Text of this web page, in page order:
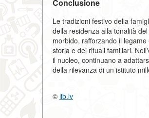
Conclusione
Le tradizioni festivo della
della residenza alla tonalità
morbido, rafforzando il
storia e dei rituali familiari.
il nucleo, continuano a
della rilevanza di un istituto
© lib.lv